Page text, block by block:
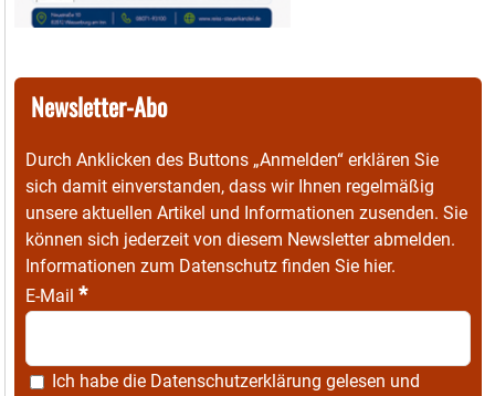
Newsletter-Abo
Durch Anklicken des Buttons „Anmelden“ erklären Sie
sich damit einverstanden, dass wir Ihnen regelmäßig
unsere aktuellen Artikel und Informationen zusenden. Sie
können sich jederzeit von diesem Newsletter abmelden.
Informationen zum Datenschutz finden Sie hier.
E-Mail *
Ich habe die Datenschutzerklärung gelesen und